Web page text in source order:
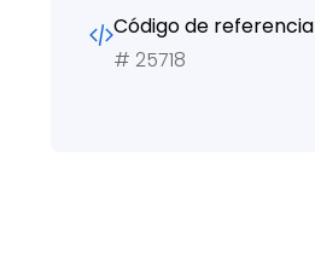
Código de referencia
# 25718